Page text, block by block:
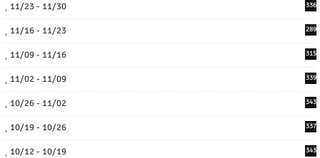
11/23 - 11/30 336
11/16 - 11/23 289
11/09 - 11/16 315
11/02 - 11/09 339
10/26 - 11/02 343
10/19 - 10/26 337
10/12 - 10/19 343